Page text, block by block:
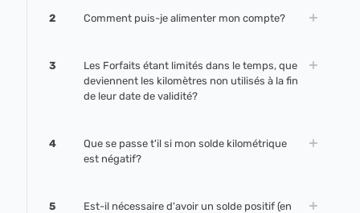
2 Comment puis-je alimenter mon compte?
3
Les Forfaits étant limités dans le temps, que
deviennent les kilomètres non utilisés à la fin
de leur date de validité?
4
Que se passe t'il si mon solde kilométrique
est négatif?
5
Est-il nécessaire d'avoir un solde positif (en